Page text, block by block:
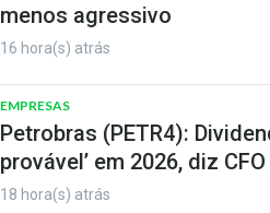
menos agressivo
16 hora(s) atrás
EMPRESAS
Petrobras (PETR4):
provável’ em 2026, diz CFO
18 hora(s) atrás